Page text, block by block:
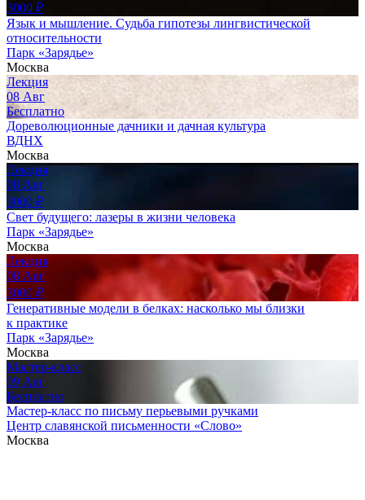
3000 ₽
Язык и мышление. Судьба гипотезы лингвистической
относительности
Парк «Зарядье»
Москва
Лекция
08 Авг
Бесплатно
Дореволюционные дачники и дачная культура
ВДНХ
Москва
Лекция
08 Авг
3000 ₽
Свет будущего: лазеры в жизни человека
Парк «Зарядье»
Москва
Лекция
08 Авг
3000 ₽
Генеративные модели в белках: насколько мы близки
к практике
Парк «Зарядье»
Москва
Мастер-класс
09 Авг
Бесплатно
Мастер-класс по письму перьевыми ручками
Центр славянской письменности «Слово»
Москва